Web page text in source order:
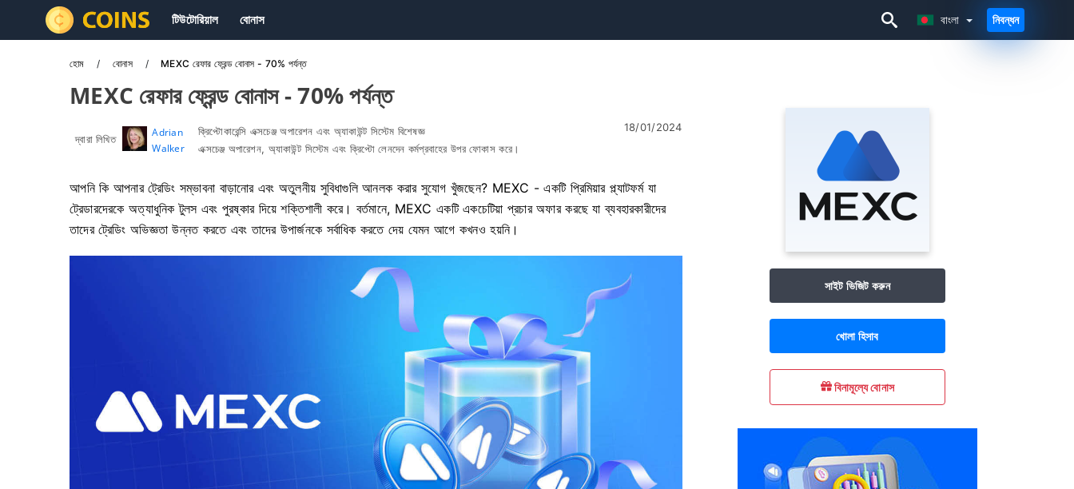
টিউটোরিয়াল বোনাস বাংলা নিবন্ধন
হোম বোনাস MEXC রেফার ফ্রেন্ড বোনাস - 70% পর্যন্ত
MEXC রেফার ফ্রেন্ড বোনাস - 70% পর্যন্ত
দ্বারা লিখিত
Adrian
Walker
ক্রিপ্টোকারেন্সি এক্সচেঞ্জ অপারেশন এবং অ্যাকাউন্ট সিস্টেম বিশেষজ্ঞ
এক্সচেঞ্জ অপারেশন, অ্যাকাউন্ট সিস্টেম এবং ক্রিপ্টো লেনদেন কর্মপ্রবাহের উপর ফোকাস করে।
18/01/2024
আপনি কি আপনার ট্রেডিং সম্ভাবনা বাড়ানোর এবং অতুলনীয় সুবিধাগুলি আনলক করার সুযোগ খুঁজছেন? MEXC - একটি প্রিমিয়ার প্ল্যাটফর্ম যা
ট্রেডারদেরকে অত্যাধুনিক টুলস এবং পুরষ্কার দিয়ে শক্তিশালী করে। বর্তমানে, MEXC একটি একচেটিয়া প্রচার অফার করছে যা ব্যবহারকারীদের
তাদের ট্রেডিং অভিজ্ঞতা উন্নত করতে এবং তাদের উপার্জনকে সর্বাধিক করতে দেয় যেমন আগে কখনও হয়নি।
সাইট ভিজিট করুন
খোলা হিসাব
বিনামূল্যে বোনাস